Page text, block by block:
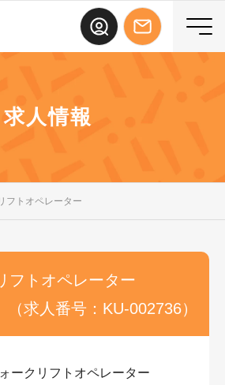
求人情報
フトオペレーター
フトオペレーター
（求人番号：KU-002736）
ークリフトオペレーター